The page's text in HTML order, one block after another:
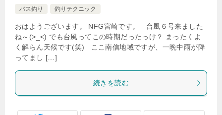
バス釣り
釣りテクニック
おはようございます。 NFG宮崎です。 台風６号来ました
ね～(>_<) でも台風ってこの時期だったっけ？ まったくよ
く解らん天候です(笑) ここ南信地域ですが、一晩中雨が降
ってまし […]
続きを読む